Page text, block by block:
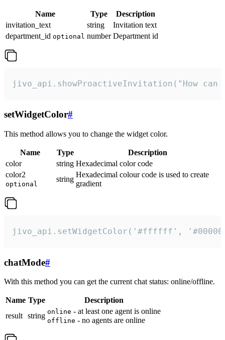
Name Type
Description
invitation_text
string
Invitation text
department_id optional number Department id
jivo_api.showProactiveInvitation("How
setWidgetColor#
This method allows you to change the widget color.
Name Type
Description
color
string Hexadecimal color code
color2
optional
string
Hexadecimal colour code is used to create
gradient
jivo_api.setWidgetColor('#ffffff',
chatMode#
With this method you can get the current chat status: online/offline.
Name Type
Description
result string online - at least one agent is online
offline - no agents are online